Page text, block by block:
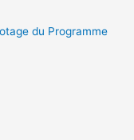
du Programme